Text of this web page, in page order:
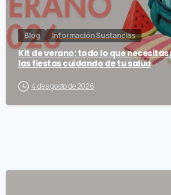
Blog Información Sustancias
Kit de verano: todo lo que
las fiestas cuidando de tu salud
4 de agosto de 2026